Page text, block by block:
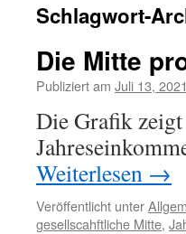
Schlagwort-
Die Mitte
Publiziert am Juli 13, 2021
Die Grafik zeigt
Weiterlesen →
Veröffentlicht unter
gesellscahftliche Mitte,